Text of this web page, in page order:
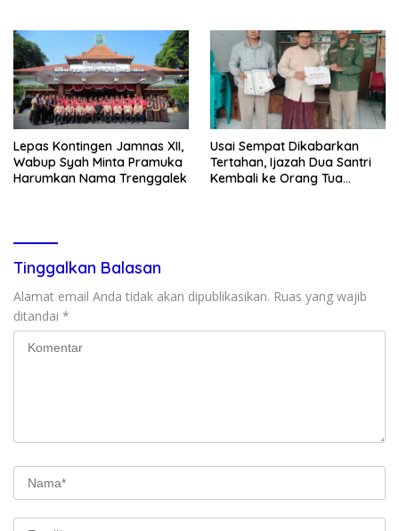
Lepas Kontingen Jamnas XII,
Wabup Syah Minta Pramuka
Harumkan Nama Trenggalek
Usai Sempat Dikabarkan
Tertahan, Ijazah Dua Santri
Kembali ke Orang Tua
Tinggalkan Balasan
Alamat email Anda tidak akan dipublikasikan. Ruas yang wajib
ditandai *